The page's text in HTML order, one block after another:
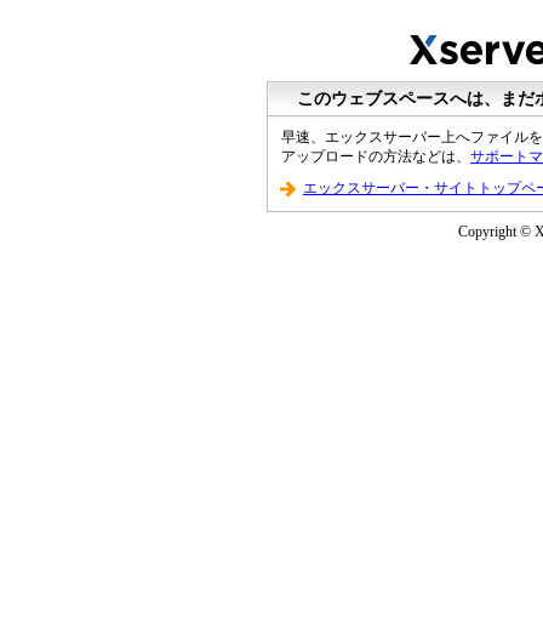
このウェブスペースへは、ま
早速、エックスサーバー上へファイル
アップロードの方法などは、 サポート
エックスサーバー・サイトトップペ
Copyright ©